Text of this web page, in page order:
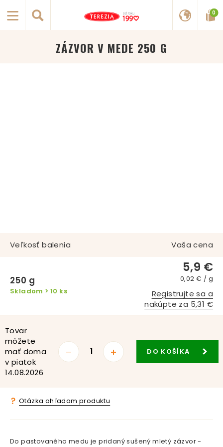
0
ZÁZVOR V MEDE 250 G
Do pastovaného medu je pridaný sušený mletý zázvor -
Veľkosť balenia Vaša cena
250 g
Skladom > 10 ks
Registrujte sa a
nakúpte za 5,31 €
5,9 €
0,02 € / g
Tovar
môžete
mať doma
v piatok
14.08.2026
DO KOŠÍKA
Otázka ohľadom produktu